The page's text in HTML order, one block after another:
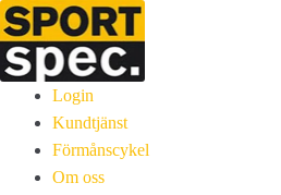
Login
Kundtjänst
Förmånscykel
Om oss